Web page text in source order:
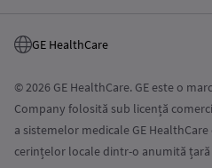
GE HealthCare
© 2026 GE HealthCare. GE este o
Company folosită sub licență
a sistemelor medicale GE
cerințelor locale dintr-o anumită